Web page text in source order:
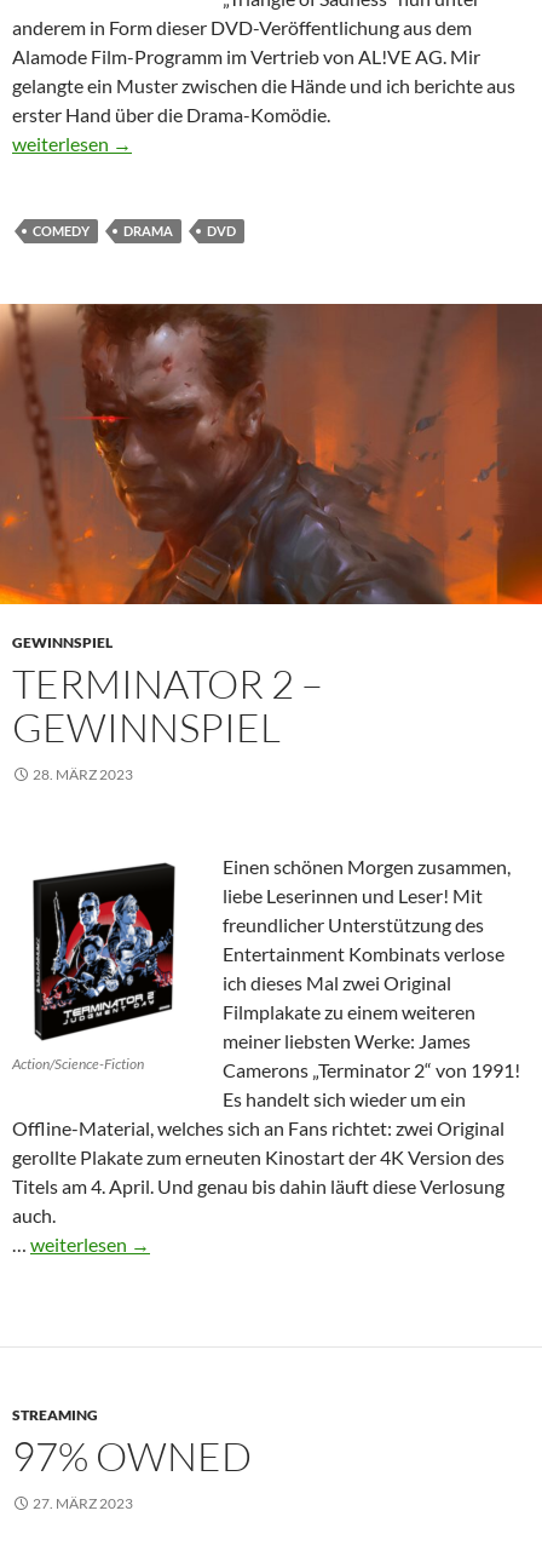
anderem in Form dieser DVD-Veröffentlichung aus dem
Alamode Film-Programm im Vertrieb von AL!VE AG. Mir
gelangte ein Muster zwischen die Hände und ich berichte aus
erster Hand über die Drama-Komödie.
Triangle of Sadness
weiterlesen →
COMEDY DRAMA DVD
GEWINNSPIEL
TERMINATOR 2 –
GEWINNSPIEL
28. MÄRZ 2023
Action/Science-Fiction
Einen schönen Morgen zusammen,
liebe Leserinnen und Leser! Mit
freundlicher Unterstützung des
Entertainment Kombinats verlose
ich dieses Mal zwei Original
Filmplakate zu einem weiteren
meiner liebsten Werke: James
Camerons „Terminator 2“ von 1991!
Es handelt sich wieder um ein
Offline-Material, welches sich an Fans richtet: zwei Original
gerollte Plakate zum erneuten Kinostart der 4K Version des
Titels am 4. April. Und genau bis dahin läuft diese Verlosung
auch.
Terminator 2 – Gewinnspiel
weiterlesen →
STREAMING
97% OWNED
27. MÄRZ 2023